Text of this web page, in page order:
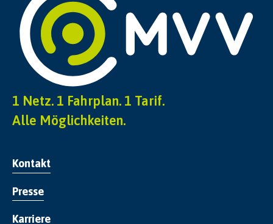
1 Netz. 1 Fahrplan. 1 Tarif.
Alle Möglichkeiten.
Kontakt
Presse
Karriere